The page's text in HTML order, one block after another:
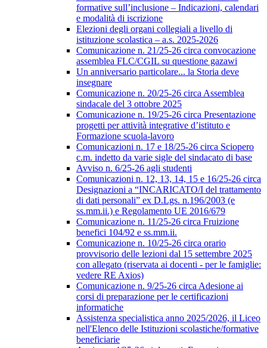
formative sull’inclusione – Indicazioni, calendari
e modalità di iscrizione
Elezioni degli organi collegiali a livello di
istituzione scolastica – a.s. 2025-2026
Comunicazione n. 21/25-26 circa convocazione
assemblea FLC/CGIL su questione gazawi
Un anniversario particolare... la Storia deve
insegnare
Comunicazione n. 20/25-26 circa Assemblea
sindacale del 3 ottobre 2025
Comunicazione n. 19/25-26 circa Presentazione
progetti per attività integrative d’istituto e
Formazione scuola-lavoro
Comunicazioni n. 17 e 18/25-26 circa Sciopero
c.m. indetto da varie sigle del sindacato di base
Avviso n. 6/25-26 agli studenti
Comunicazioni n. 12, 13, 14, 15 e 16/25-26 circa
Designazioni a “INCARICATO/I del trattamento
di dati personali” ex D.Lgs. n.196/2003 (e
ss.mm.ii.) e Regolamento UE 2016/679
Comunicazione n. 11/25-26 circa Fruizione
benefici 104/92 e ss.mm.ii.
Comunicazione n. 10/25-26 circa orario
provvisorio delle lezioni dal 15 settembre 2025
con allegato (riservata ai docenti - per le famiglie:
vedere RE Axios)
Comunicazione n. 9/25-26 circa Adesione ai
corsi di preparazione per le certificazioni
informatiche
Assistenza specialistica anno 2025/2026, il Liceo
nell'Elenco delle Istituzioni scolastiche/formative
beneficiarie